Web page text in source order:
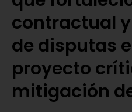
contractual
de disputas
proyecto
mitigación